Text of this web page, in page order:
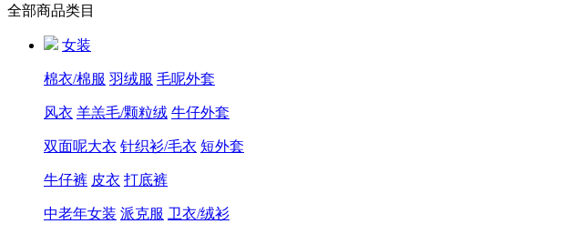
全部商品类目
女装
棉衣/棉服 羽绒服 毛呢外套
风衣 羊羔毛/颗粒绒 牛仔外套
双面呢大衣 针织衫/毛衣 短外套
牛仔裤 皮衣 打底裤
中老年女装 派克服 卫衣/绒衫